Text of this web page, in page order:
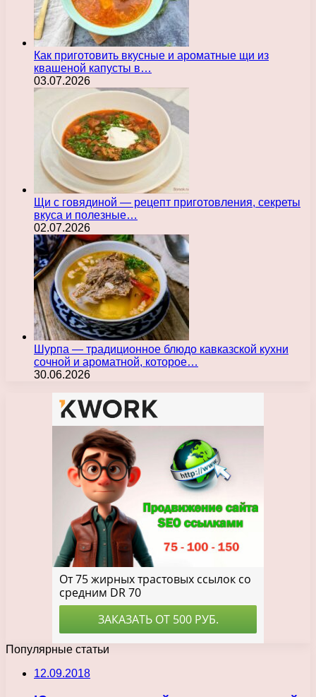
Как приготовить вкусные и ароматные щи из
квашеной капусты в…
03.07.2026
Щи с говядиной — рецепт приготовления, секреты
вкуса и полезные…
02.07.2026
Шурпа — традиционное блюдо кавказской кухни
сочной и ароматной, которое…
30.06.2026
Популярные статьи
12.09.2018